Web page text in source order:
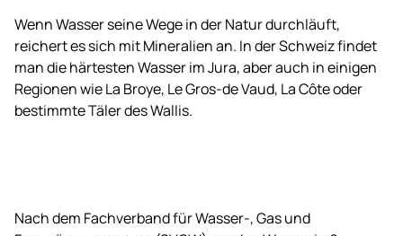
Wenn Wasser seine Wege in der Natur durchläuft,
reichert es sich mit Mineralien an. In der Schweiz findet
man die härtesten Wasser im Jura, aber auch in einigen
Regionen wie La Broye, Le Gros-de Vaud, La Côte oder
bestimmte Täler des Wallis.
Nach dem Fachverband für Wasser-, Gas und